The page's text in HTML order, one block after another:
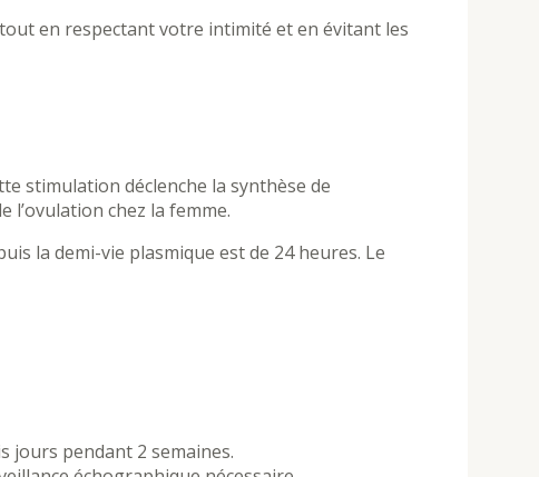
en respectant votre intimité et en évitant les
stimulation déclenche la synthèse de
l’ovulation chez la femme.
la demi-vie plasmique est de 24 heures. Le
jours pendant 2 semaines.